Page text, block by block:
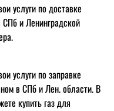
услуги по доставке
СПб и Ленинградской
услуги по заправке
в СПб и Лен. области. В
купить газ для